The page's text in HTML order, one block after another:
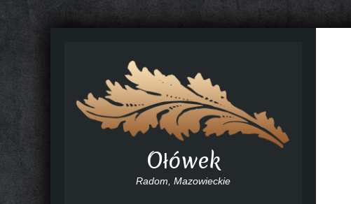
Ołówek
Radom, Mazowieckie